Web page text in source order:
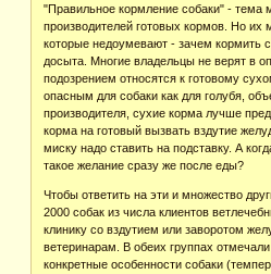
"Правильное кормление собаки" - тема
производителей готовых кормов. Но
которые недоумевают - зачем кормить
досыта. Многие владельцы не верят в
подозрением относятся к готовому
опасным для собаки как для голубя,
производителя, сухие корма лучше
корма на готовый вызвать вздутие
миску надо ставить на подставку. А
такое желание сразу же после еды?
Чтобы ответить на эти и множество
2000 собак из числа клиентов
клинику со вздутием или заворотом
ветеринарам. В обеих группах
конкретные особенности собаки